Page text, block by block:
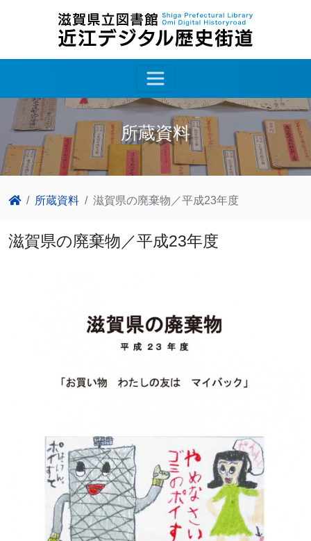
所蔵資料
所蔵資料 滋賀県の廃棄物／平成23年度
滋賀県の廃棄物／平成23年度